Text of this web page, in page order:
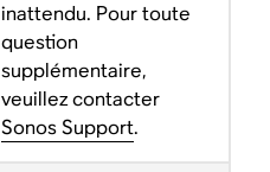
inattendu. Pour toute
question
supplémentaire,
veuillez contacter
Sonos Support.